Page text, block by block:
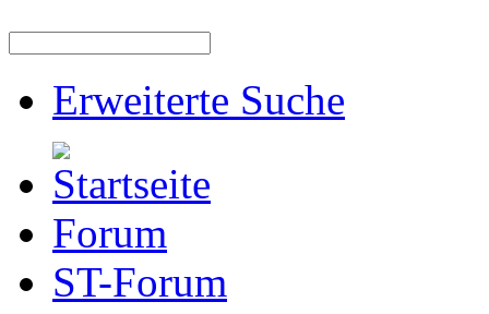
Erweiterte Suche
Forum
ST-Forum